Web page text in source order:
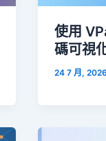
使用
碼可視
24 7 月, 2026